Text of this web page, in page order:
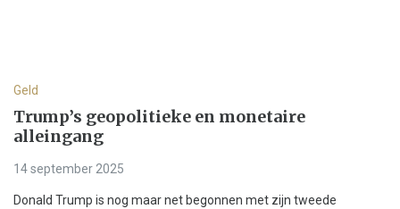
Geld
Trump’s geopolitieke en monetaire
alleingang
14 september 2025
Donald Trump is nog maar net begonnen met zijn tweede